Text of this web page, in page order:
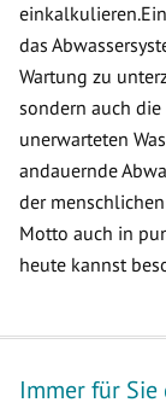
das
Wartung zu
sondern auch
unerwarteten
andauernde
der
Motto auch in
heute kannst
Immer für Sie